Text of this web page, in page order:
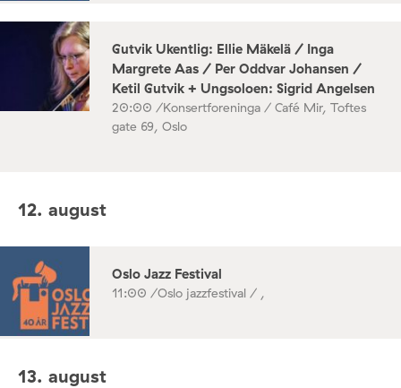
Gutvik Ukentlig: Ellie Mäkelä / Inga
Margrete Aas / Per Oddvar Johansen /
Ketil Gutvik + Ungsoloen: Sigrid Angelsen
20:00 /Konsertforeninga / Café Mir, Toftes
gate 69, Oslo
12. august
Oslo Jazz Festival
11:00 /Oslo jazzfestival / ,
13. august